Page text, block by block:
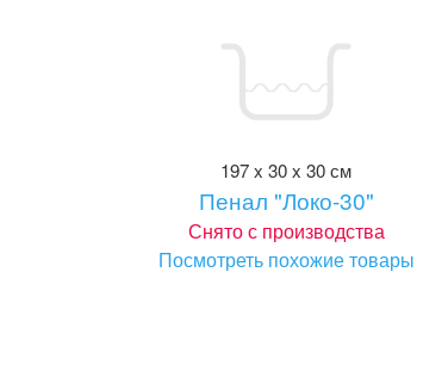
197 x 30 x 30 см
Пенал "Локо-30"
Снято с производства
Посмотреть похожие товары